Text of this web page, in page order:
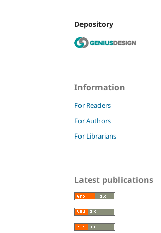
Depository
Information
For Readers
For Authors
For Librarians
Latest publications